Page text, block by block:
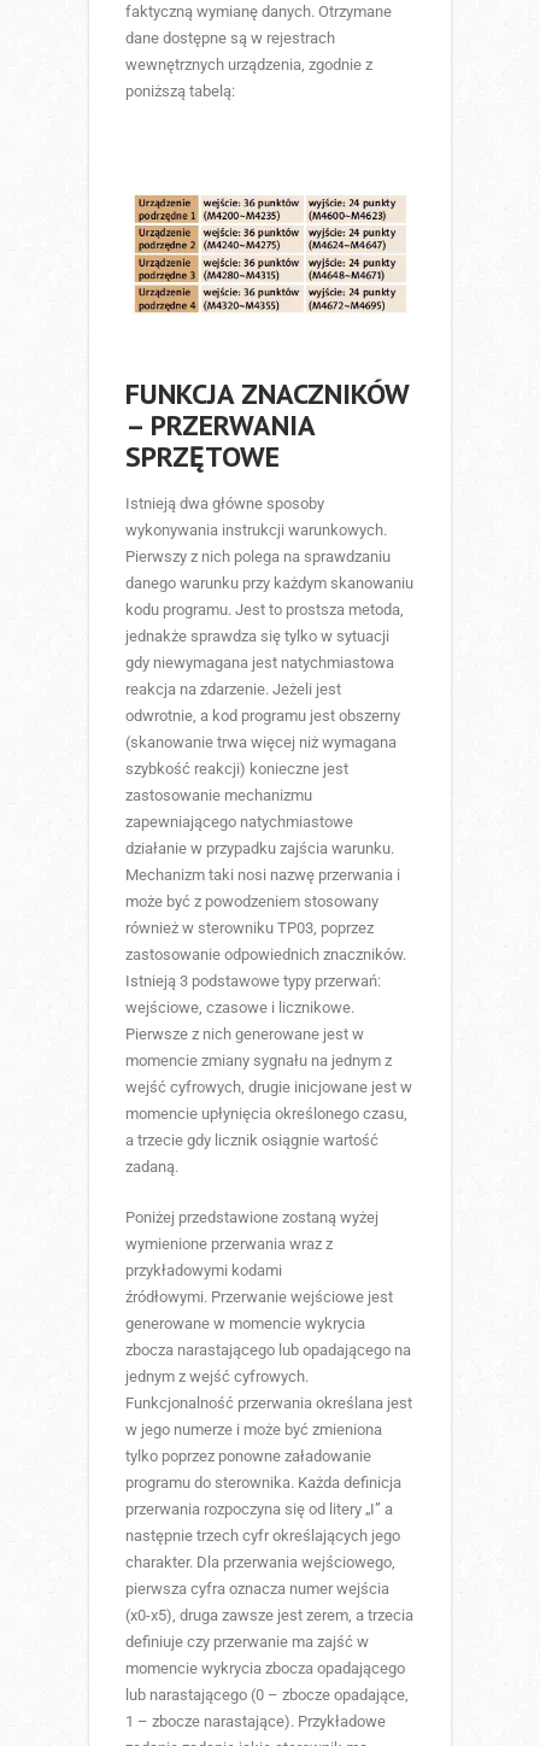
faktyczną wymianę danych. Otrzymane
dane dostępne są w rejestrach
wewnętrznych urządzenia, zgodnie z
poniższą tabelą:
FUNKCJA ZNACZNIKÓW
– PRZERWANIA
SPRZĘTOWE
Istnieją dwa główne sposoby
wykonywania instrukcji warunkowych.
Pierwszy z nich polega na sprawdzaniu
danego warunku przy każdym skanowaniu
kodu programu. Jest to prostsza metoda,
jednakże sprawdza się tylko w sytuacji
gdy niewymagana jest natychmiastowa
reakcja na zdarzenie. Jeżeli jest
odwrotnie, a kod programu jest obszerny
(skanowanie trwa więcej niż wymagana
szybkość reakcji) konieczne jest
zastosowanie mechanizmu
zapewniającego natychmiastowe
działanie w przypadku zajścia warunku.
Mechanizm taki nosi nazwę przerwania i
może być z powodzeniem stosowany
również w sterowniku TP03, poprzez
zastosowanie odpowiednich znaczników.
Istnieją 3 podstawowe typy przerwań:
wejściowe, czasowe i licznikowe.
Pierwsze z nich generowane jest w
momencie zmiany sygnału na jednym z
wejść cyfrowych, drugie inicjowane jest w
momencie upłynięcia określonego czasu,
a trzecie gdy licznik osiągnie wartość
zadaną.
Poniżej przedstawione zostaną wyżej
wymienione przerwania wraz z
przykładowymi kodami
źródłowymi. Przerwanie wejściowe jest
generowane w momencie wykrycia
zbocza narastającego lub opadającego na
jednym z wejść cyfrowych.
Funkcjonalność przerwania określana jest
w jego numerze i może być zmieniona
tylko poprzez ponowne załadowanie
programu do sterownika. Każda definicja
przerwania rozpoczyna się od litery „I” a
następnie trzech cyfr określających jego
charakter. Dla przerwania wejściowego,
pierwsza cyfra oznacza numer wejścia
(x0-x5), druga zawsze jest zerem, a trzecia
definiuje czy przerwanie ma zajść w
momencie wykrycia zbocza opadającego
lub narastającego (0 – zbocze opadające,
1 – zbocze narastające). Przykładowe